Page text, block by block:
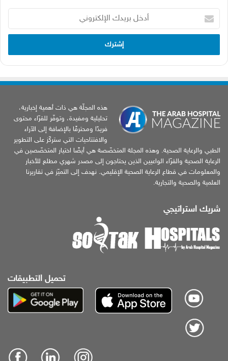
بريدك
الإلكتروني
هذه المجلّة هي ذات أهمية إخبارية،
تحليلية ومفيدة، وتوفّر للقرّاء محتوى
فريدًا ومحترفًا بالإضافة إلى الآراء
والافتتاحيات التي ستركّز على التطوير
الطبي والرعاية الصحية. وهذه المجلة المتخصّصة هي أيضًا اختيار المتخصّصين في
الرعاية الصحية والقرّاء الواعيين الذين يحتاجون إلى مصدر شهري مطلع للأخبار
والمعلومات في قطاع الرعاية الصحية الإقليمي. نهدف إلى التميّز في تقاريرنا
العلمية والصحية والتجارية.
شريك استراتيجي
تحميل التطبيقات